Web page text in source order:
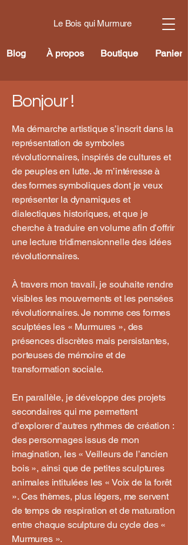
Le Bois qui Murmure
Blog À propos Boutique Panier
Bonjour !
Ma démarche artistique s’inscrit dans la
représentation de symboles
révolutionnaires, inspirés de cultures et
de peuples en lutte. Je m’intéresse à
des formes symboliques dont je veux
représenter la dynamiques et
dialectiques historiques, et que je
cherche à traduire en volume afin d’offrir
une lecture tridimensionnelle des idées
révolutionnaires.
À travers mon travail, je souhaite rendre
visibles les mouvements et les pensées
révolutionnaires. Je nomme ces formes
sculptées les « Murmures », des
présences discrètes mais persistantes,
porteuses de mémoire et de
transformation sociale.
En parallèle, je développe des projets
secondaires qui me permettent
d’explorer d’autres rythmes de création :
des personnages issus de mon
imagination, les « Veilleurs de l’ancien
bois », ainsi que de petites sculptures
animales intitulées les « Voix de la forêt
». Ces thèmes, plus légers, me servent
de temps de respiration et de maturation
entre chaque sculpture du cycle des «
Murmures ».